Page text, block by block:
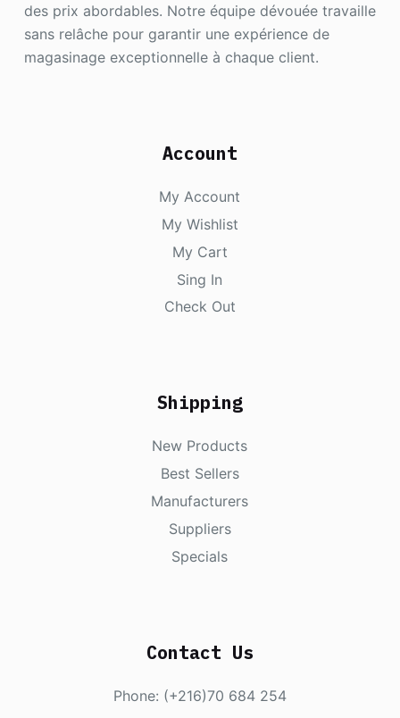
des prix abordables. Notre équipe dévouée travaille
sans relâche pour garantir une expérience de
magasinage exceptionnelle à chaque client.
Account
My Account
My Wishlist
My Cart
Sing In
Check Out
Shipping
New Products
Best Sellers
Manufacturers
Suppliers
Specials
Contact Us
Phone: (+216)70 684 254